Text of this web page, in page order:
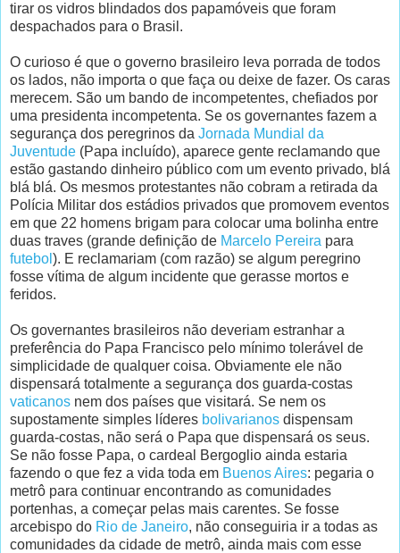
tirar os vidros blindados dos papamóveis que foram
despachados para o Brasil.
O curioso é que o governo brasileiro leva porrada de todos
os lados, não importa o que faça ou deixe de fazer. Os caras
merecem. São um bando de incompetentes, chefiados por
uma presidenta incompetenta. Se os governantes fazem a
segurança dos peregrinos da Jornada Mundial da
Juventude (Papa incluído), aparece gente reclamando que
estão gastando dinheiro público com um evento privado, blá
blá blá. Os mesmos protestantes não cobram a retirada da
Polícia Militar dos estádios privados que promovem eventos
em que 22 homens brigam para colocar uma bolinha entre
duas traves (grande definição de Marcelo Pereira para
futebol ). E reclamariam (com razão) se algum peregrino
fosse vítima de algum incidente que gerasse mortos e
feridos.
Os governantes brasileiros não deveriam estranhar a
preferência do Papa Francisco pelo mínimo tolerável de
simplicidade de qualquer coisa. Obviamente ele não
dispensará totalmente a segurança dos guarda-costas
vaticanos nem dos países que visitará. Se nem os
supostamente simples líderes bolivarianos dispensam
guarda-costas, não será o Papa que dispensará os seus.
Se não fosse Papa, o cardeal Bergoglio ainda estaria
fazendo o que fez a vida toda em Buenos Aires: pegaria o
metrô para continuar encontrando as comunidades
portenhas, a começar pelas mais carentes. Se fosse
arcebispo do Rio de Janeiro, não conseguiria ir a todas as
comunidades da cidade de metrô, ainda mais com esse